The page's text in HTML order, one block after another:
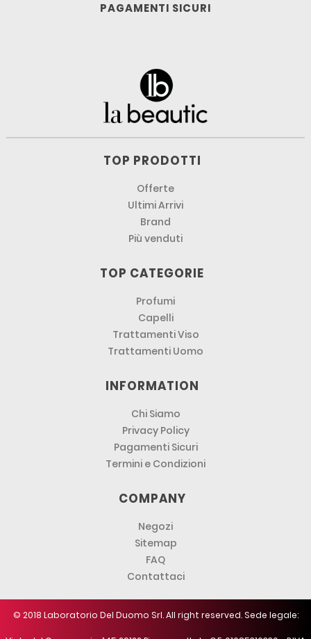
PAGAMENTI SICURI
TOP PRODOTTI
Offerte
Ultimi Arrivi
Brand
Più venduti
TOP CATEGORIE
Profumi
Capelli
Trattamenti Viso
Trattamenti Uomo
INFORMATION
Chi Siamo
Privacy Policy
Pagamenti Sicuri
Termini e Condizioni
COMPANY
Negozi
Sitemap
FAQ
Contattaci
© 2018 Laboratorio Del Duomo Srl. All right reserved. Sede legale: